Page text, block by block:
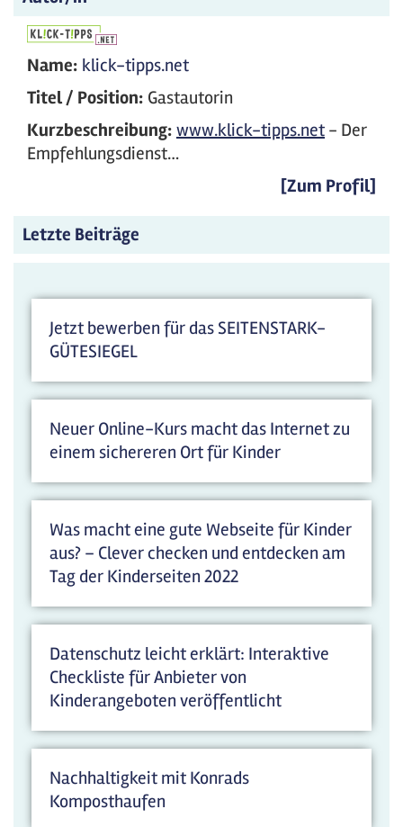
Name: klick-tipps.net
Titel / Position: Gastautorin
Kurzbeschreibung: www.klick-tipps.net - Der
Empfehlungsdienst…
[Zum Profil]
Letzte Beiträge
Jetzt bewerben für das SEITENSTARK-
GÜTESIEGEL
Neuer Online-Kurs macht das Internet zu
einem sichereren Ort für Kinder
Was macht eine gute Webseite für Kinder
aus? – Clever checken und entdecken am
Tag der Kinderseiten 2022
Datenschutz leicht erklärt: Interaktive
Checkliste für Anbieter von
Kinderangeboten veröffentlicht
Nachhaltigkeit mit Konrads
Komposthaufen